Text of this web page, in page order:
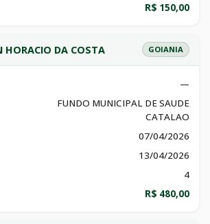
R$ 150,00
HORACIO DA COSTA GOIANIA
—
FUNDO MUNICIPAL DE SAUDE
CATALAO
07/04/2026
13/04/2026
4
R$ 480,00